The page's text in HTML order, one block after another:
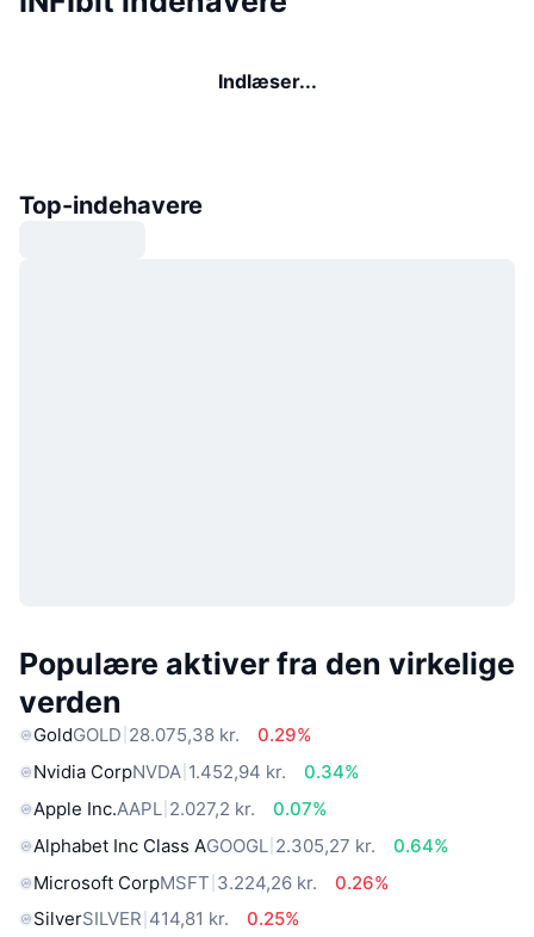
Indlæser...
Top-indehavere
Populære aktiver fra den virkelige
verden
GoldGOLD 28.075,38 kr.
0.29%
Nvidia CorpNVDA 1.452,94 kr.
0.34%
Apple Inc.AAPL 2.027,2 kr.
0.07%
Alphabet Inc Class AGOOGL 2.305,27 kr.
0.64%
Microsoft CorpMSFT 3.224,26 kr.
0.26%
SilverSILVER 414,81 kr.
0.25%